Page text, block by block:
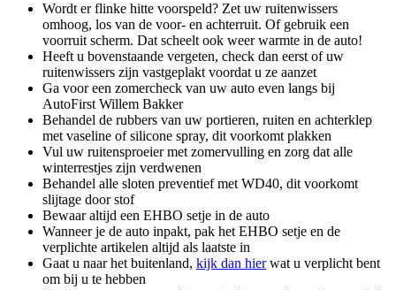
Wordt er flinke hitte voorspeld? Zet uw ruitenwissers
omhoog, los van de voor- en achterruit. Of gebruik een
voorruit scherm. Dat scheelt ook weer warmte in de auto!
Heeft u bovenstaande vergeten, check dan eerst of uw
ruitenwissers zijn vastgeplakt voordat u ze aanzet
Ga voor een zomercheck van uw auto even langs bij
AutoFirst Willem Bakker
Behandel de rubbers van uw portieren, ruiten en achterklep
met vaseline of silicone spray, dit voorkomt plakken
Vul uw ruitensproeier met zomervulling en zorg dat alle
winterrestjes zijn verdwenen
Behandel alle sloten preventief met WD40, dit voorkomt
slijtage door stof
Bewaar altijd een EHBO setje in de auto
Wanneer je de auto inpakt, pak het EHBO setje en de
verplichte artikelen altijd als laatste in
Gaat u naar het buitenland, kijk dan hierwat u verplicht bent
om bij u te hebben